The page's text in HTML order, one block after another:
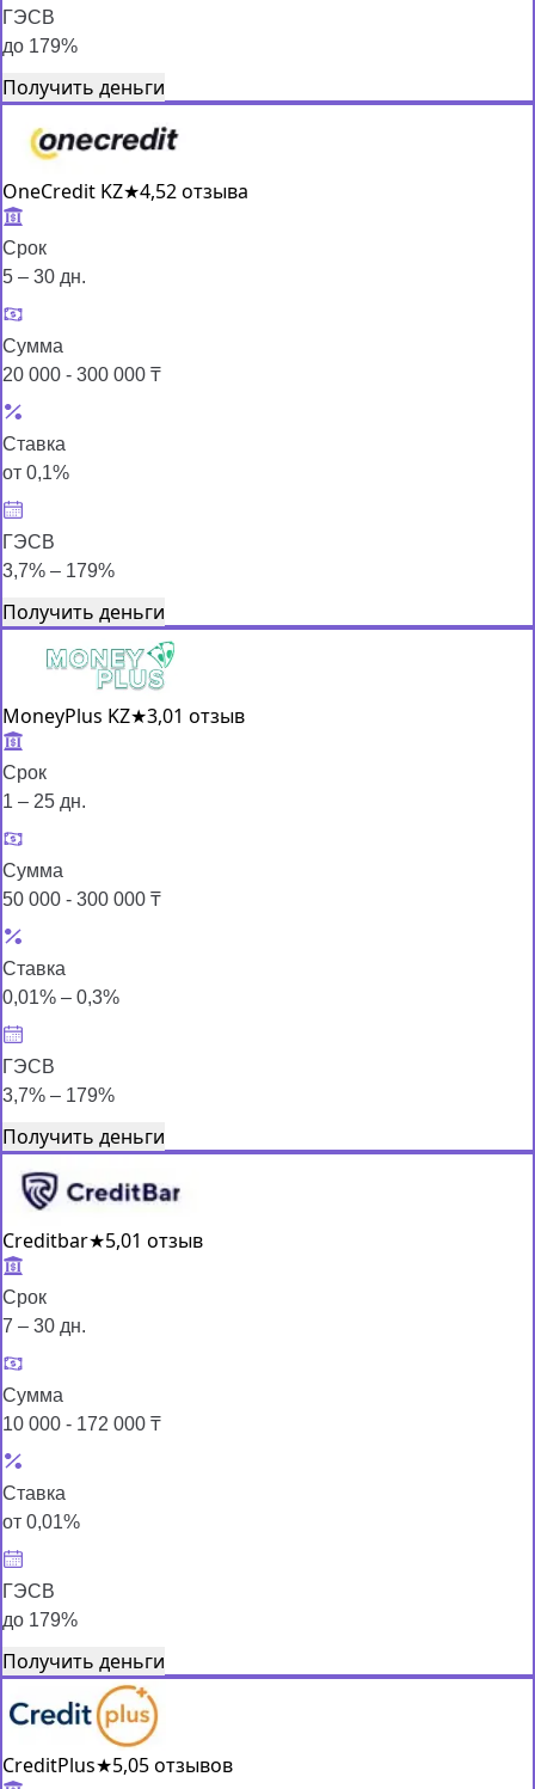
ГЭСВ
до 179%
Получить деньги
OneCredit KZ★4,52 отзыва
Срок
5 – 30 дн.
Сумма
20 000 - 300 000 ₸
Ставка
от 0,1%
ГЭСВ
3,7% – 179%
Получить деньги
MoneyPlus KZ★3,01 отзыв
Срок
1 – 25 дн.
Сумма
50 000 - 300 000 ₸
Ставка
0,01% – 0,3%
ГЭСВ
3,7% – 179%
Получить деньги
Creditbar★5,01 отзыв
Срок
7 – 30 дн.
Сумма
10 000 - 172 000 ₸
Ставка
от 0,01%
ГЭСВ
до 179%
Получить деньги
CreditPlus★5,05 отзывов